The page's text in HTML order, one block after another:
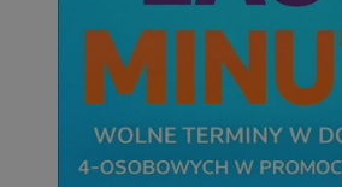
Niezbędne pliki cookie
takich jak logowanie użytkownika
można prawidłowo korzystać ze
SessID